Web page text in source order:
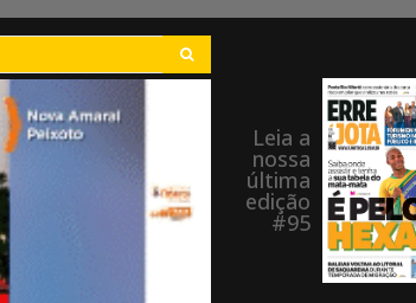
Leia a
nossa
última
edição
#95